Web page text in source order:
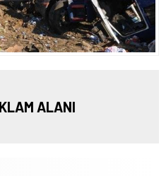
ALANI